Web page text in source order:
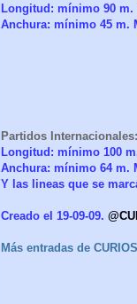
Longitud: mínimo 90 m.
Anchura: mínimo 45 m.
Partidos Internacionales:
Longitud: mínimo 100
Anchura: mínimo 64 m.
Y las lineas que se
Creado el 19-09-09.
Más entradas de